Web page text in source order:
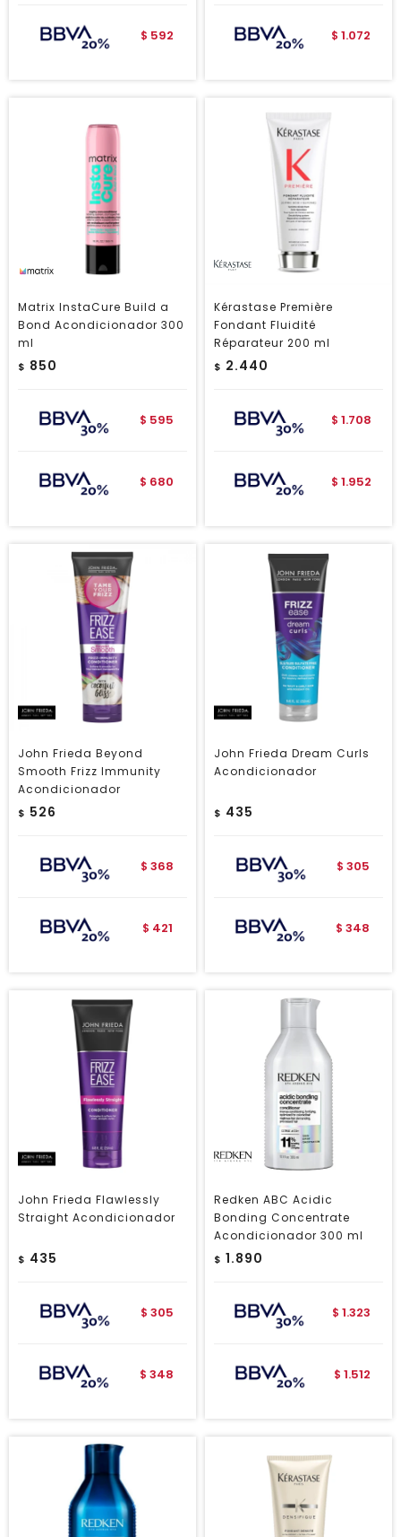
$ 592 $ 1.072
Matrix InstaCure Build a
Bond Acondicionador 300
ml
$ 850
$ 595
$ 680
Kérastase Première
Fondant Fluidité
Réparateur 200 ml
$ 2.440
$ 1.708
$ 1.952
John Frieda Beyond
Smooth Frizz Immunity
Acondicionador
$ 526
$ 368
$ 421
John Frieda Dream Curls
Acondicionador
$ 435
$ 305
$ 348
John Frieda Flawlessly
Straight Acondicionador
$ 435
$ 305
$ 348
Redken ABC Acidic
Bonding Concentrate
Acondicionador 300 ml
$ 1.890
$ 1.323
$ 1.512